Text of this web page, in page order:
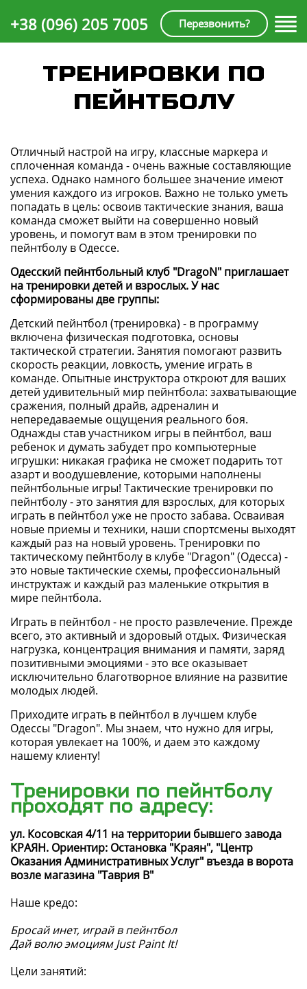
+38 (096) 205 7005 Перезвонить?
ТРЕНИРОВКИ ПО
ПЕЙНТБОЛУ
Отличный настрой на игру, классные маркера и
сплоченная команда - очень важные составляющие
успеха. Однако намного большее значение имеют
умения каждого из игроков. Важно не только уметь
попадать в цель: освоив тактические знания, ваша
команда сможет выйти на совершенно новый
уровень, и помогут вам в этом тренировки по
пейнтболу в Одессе.
Одесский пейнтбольный клуб "DragoN" приглашает
на тренировки детей и взрослых. У нас
сформированы две группы:
Детский пейнтбол (тренировка) - в программу
включена физическая подготовка, основы
тактической стратегии. Занятия помогают развить
скорость реакции, ловкость, умение играть в
команде. Опытные инструктора откроют для ваших
детей удивительный мир пейнтбола: захватывающие
сражения, полный драйв, адреналин и
непередаваемые ощущения реального боя.
Однажды став участником игры в пейнтбол, ваш
ребенок и думать забудет про компьютерные
игрушки: никакая графика не сможет подарить тот
азарт и воодушевление, которыми наполнены
пейнтбольные игры! Тактические тренировки по
пейнтболу - это занятия для взрослых, для которых
играть в пейнтбол уже не просто забава. Осваивая
новые приемы и техники, наши спортсмены выходят
каждый раз на новый уровень. Тренировки по
тактическому пейнтболу в клубе "Dragon" (Одесса) -
это новые тактические схемы, профессиональный
инструктаж и каждый раз маленькие открытия в
мире пейнтбола.
Играть в пейнтбол - не просто развлечение. Прежде
всего, это активный и здоровый отдых. Физическая
нагрузка, концентрация внимания и памяти, заряд
позитивными эмоциями - это все оказывает
исключительно благотворное влияние на развитие
молодых людей.
Приходите играть в пейнтбол в лучшем клубе
Одессы "Dragon". Мы знаем, что нужно для игры,
которая увлекает на 100%, и даем это каждому
нашему клиенту!
Тренировки по пейнтболу
проходят по адресу:
ул. Косовская 4/11 на территории бывшего завода
КРАЯН. Ориентир: Остановка "Краян", "Центр
Оказания Административных Услуг" въезда в ворота
возле магазина "Таврия В"
Наше кредо:
Бросай инет, играй в пейнтбол
Дай волю эмоциям Just Paint It!
Цели занятий: